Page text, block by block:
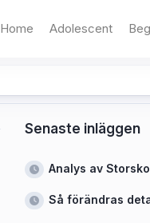
Home Adolescent
Senaste inläggen
Analys av
Så förändras